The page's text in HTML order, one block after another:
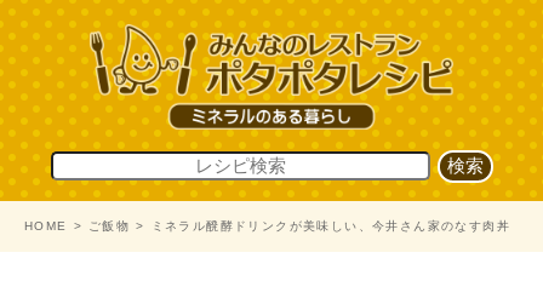
HOME ご飯物 ミネラル醗酵ドリンクが美味しい、今井さん家のなす肉丼